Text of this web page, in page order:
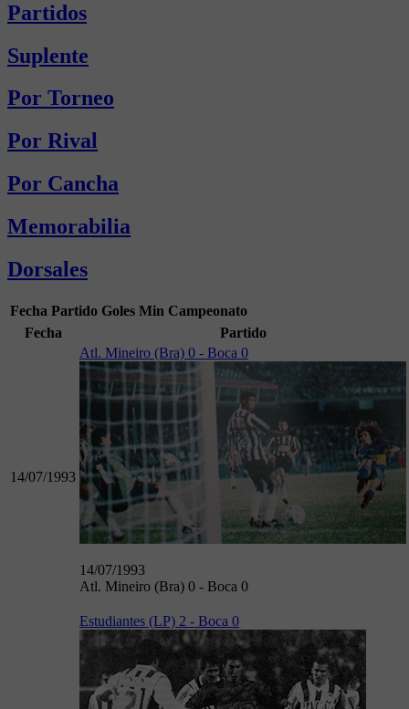
Partidos
Suplente
Por Torneo
Por Rival
Por Cancha
Memorabilia
Dorsales
Fecha Partido Goles Min Campeonato
Fecha
Partido
14/07/1993
Atl. Mineiro (Bra) 0 - Boca 0
14/07/1993
Atl. Mineiro (Bra) 0 - Boca 0
Estudiantes (LP) 2 - Boca 0